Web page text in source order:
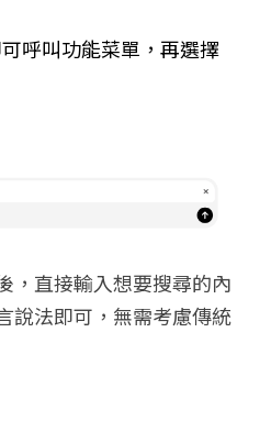
叫功能菜單，再選擇
，直接輸入想要搜尋的內
說法即可，無需考慮傳統